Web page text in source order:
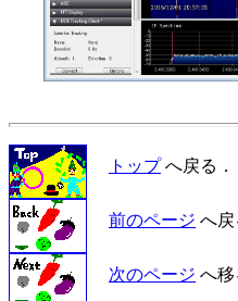
トップへ戻る．
前のページ へ戻
次のページ へ移